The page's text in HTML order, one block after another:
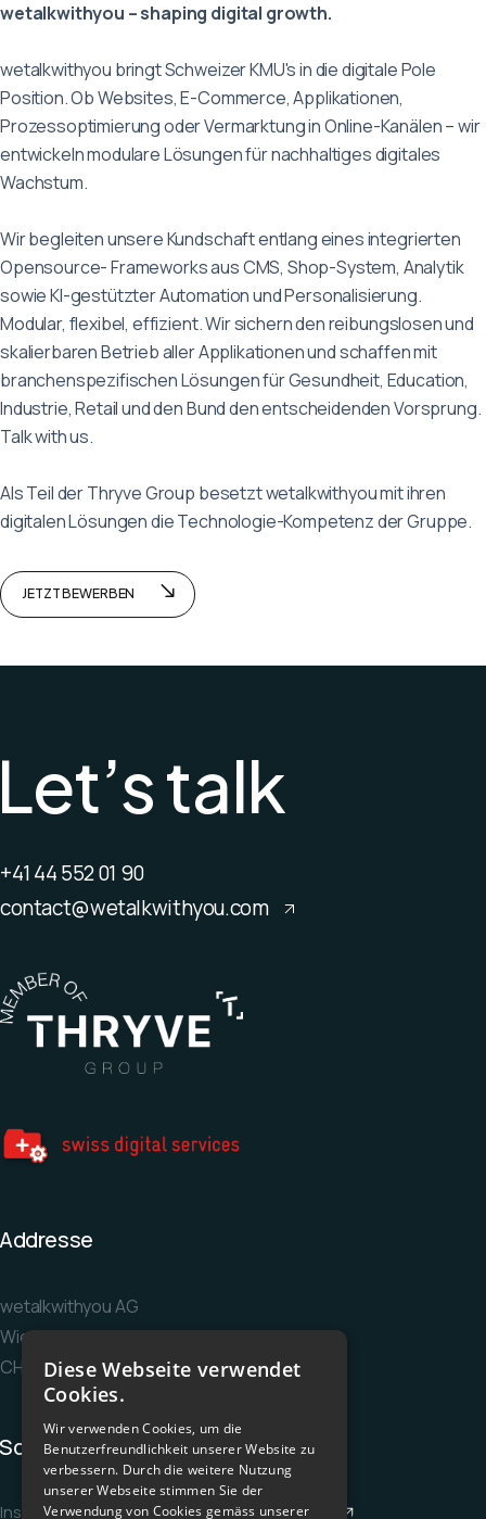
wetalkwithyou – shaping digital growth.
wetalkwithyou bringt Schweizer KMU's in die digitale Pole
Position. Ob Websites, E-Commerce, Applikationen,
Prozessoptimierung oder Vermarktung in Online-Kanälen – wir
entwickeln modulare Lösungen für nachhaltiges digitales
Wachstum.
Wir begleiten unsere Kundschaft entlang eines integrierten
Opensource- Frameworks aus CMS, Shop-System, Analytik
sowie KI-gestützter Automation und Personalisierung.
Modular, flexibel, effizient. Wir sichern den reibungslosen und
skalierbaren Betrieb aller Applikationen und schaffen mit
branchenspezifischen Lösungen für Gesundheit, Education,
Industrie, Retail und den Bund den entscheidenden Vorsprung.
Talk with us.
Als Teil der Thryve Group besetzt wetalkwithyou mit ihren
digitalen Lösungen die Technologie-Kompetenz der Gruppe.
JETZT BEWERBEN
et’stalk
+41 44 552 01 90
contact@wetalkwithyou.com
Addresse
wetalkwithyou AG
Wiesenstrasse 36
CH-8952 Schlieren
Socials
Instagram Facebook LinkedIn YouTube
Diese Webseite verwendet
Cookies.
Wir verwenden Cookies, um die
Benutzerfreundlichkeit unserer Website zu
verbessern. Durch die weitere Nutzung
unserer Webseite stimmen Sie der
Verwendung von Cookies gemäss unserer